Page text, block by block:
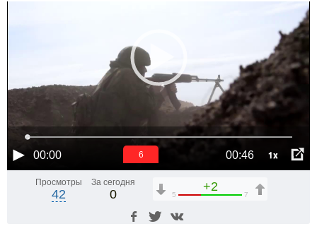
00:00 00:46 1x
6
Просмотры
42
За сегодня
0
+2
5 7